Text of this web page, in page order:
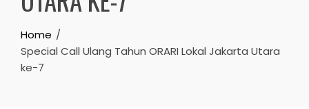
Home
Special Call Ulang Tahun ORARI Lokal Jakarta Utara
ke-7